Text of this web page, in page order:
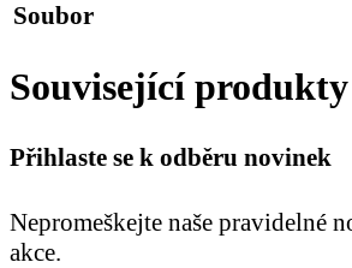
Soubor
Související produkty
Přihlaste se k odběru novinek
Nepromeškejte naše pravidelné
akce.